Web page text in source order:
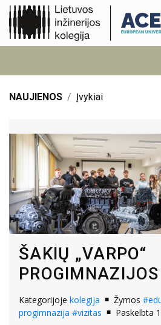
NAUJIENOS Įvykiai
ŠAKIŲ „VARPO“
Kategorijoje kolegija Žymos
progimnazija #vizitas Paskelbta